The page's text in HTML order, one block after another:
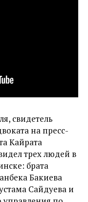
свидетель
на пресс-
Кайрата
трех людей в
брата
Бакиева
Сайдуева и